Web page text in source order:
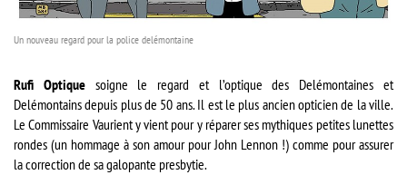
Un nouveau regard pour la police delémontaine
Rufi Optiquesoigne le regard et l’optique des Delémontaines et
Delémontains depuis plus de 50 ans. Il est le plus ancien opticien de la ville.
Le Commissaire Vaurient y vient pour y réparer ses mythiques petites lunettes
rondes (un hommage à son amour pour John Lennon !) comme pour assurer
la correction de sa galopante presbytie.